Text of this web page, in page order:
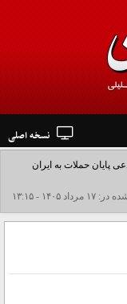
نسخه اصلی
پایان حملات به ایران
شد+فیلم ۱۴۰۵ - ۱۳:۱۵